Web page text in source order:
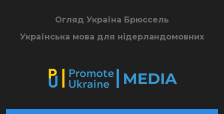
Огляд Україна Брюссель
Українська мова для нідерландомовних